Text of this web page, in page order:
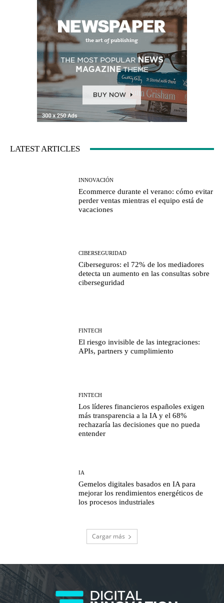
LATEST ARTICLES
INNOVACIÓN
Ecommerce durante el verano: cómo evitar
perder ventas mientras el equipo está de
vacaciones
CIBERSEGURIDAD
Ciberseguros: el 72% de los mediadores
detecta un aumento en las consultas sobre
ciberseguridad
FINTECH
El riesgo invisible de las integraciones:
APIs, partners y cumplimiento
FINTECH
Los líderes financieros españoles exigen
más transparencia a la IA y el 68%
rechazaría las decisiones que no pueda
entender
IA
Gemelos digitales basados en IA para
mejorar los rendimientos energéticos de
los procesos industriales
Cargar más